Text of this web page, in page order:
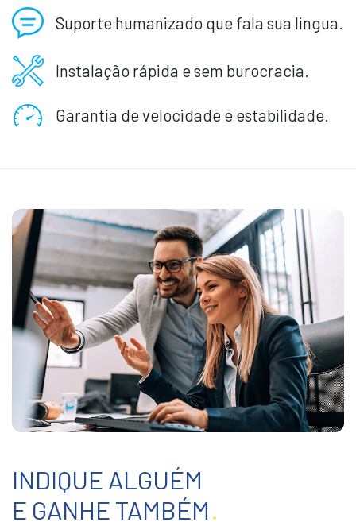
Suporte humanizado que fala sua lingua.
Instalação rápida e sem burocracia.
Garantia de velocidade e estabilidade.
INDIQUE ALGUÉM
E GANHE TAMBÉM.